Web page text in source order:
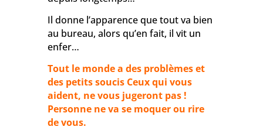
Il donne l’apparence que tout va bien
au bureau, alors qu’en fait, il vit un
enfer…
Tout le monde a des problèmes et
des petits soucis Ceux qui vous
aident, ne vous jugeront pas !
Personne ne va se moquer ou rire
de vous.